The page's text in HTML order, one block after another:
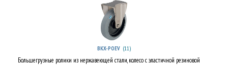
BKX-POEV (11)
Большегрузные ролики из нержавеющей стали, колесо с эластичной резиновой